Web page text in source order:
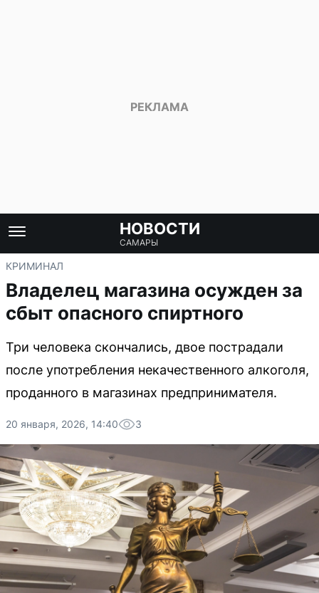
НОВОСТИ
САМАРЫ
КРИМИНАЛ
Владелец магазина осужден за
сбыт опасного спиртного
Три человека скончались, двое пострадали
после употребления некачественного алкоголя,
проданного в магазинах предпринимателя.
20 января, 2026, 14:40 3